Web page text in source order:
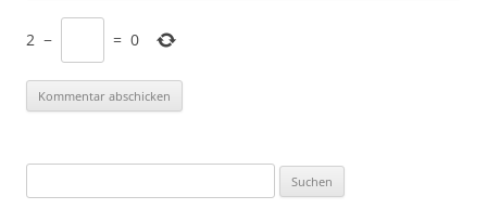
2 − = 0
nach: